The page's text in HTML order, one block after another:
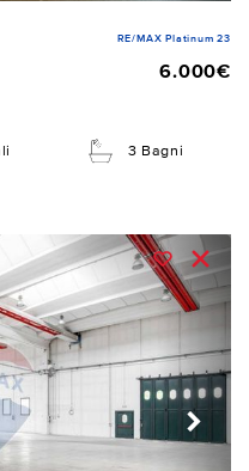
RE/MAX Platinum 23
6.000€
3 Bagni